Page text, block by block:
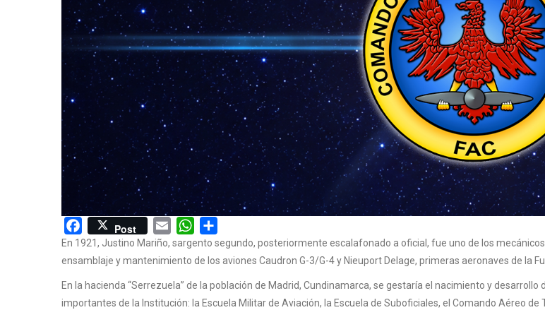
Facebook
Post Email WhatsApp
En 1921, Justino Mariño, sargento segundo, posteriormente escalafonado a oficial, fue uno de los
ensamblaje y mantenimiento de los aviones Caudron G-3/G-4 y Nieuport Delage, primeras aeronaves de la
En la hacienda “Serrezuela” de la población de Madrid, Cundinamarca, se gestaría el nacimiento y
importantes de la Institución: la Escuela Militar de Aviación, la Escuela de Suboficiales, el Comando Aéreo